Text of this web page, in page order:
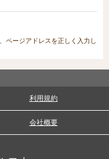
ページアドレスを正しく入力し
利用規約
会社概要